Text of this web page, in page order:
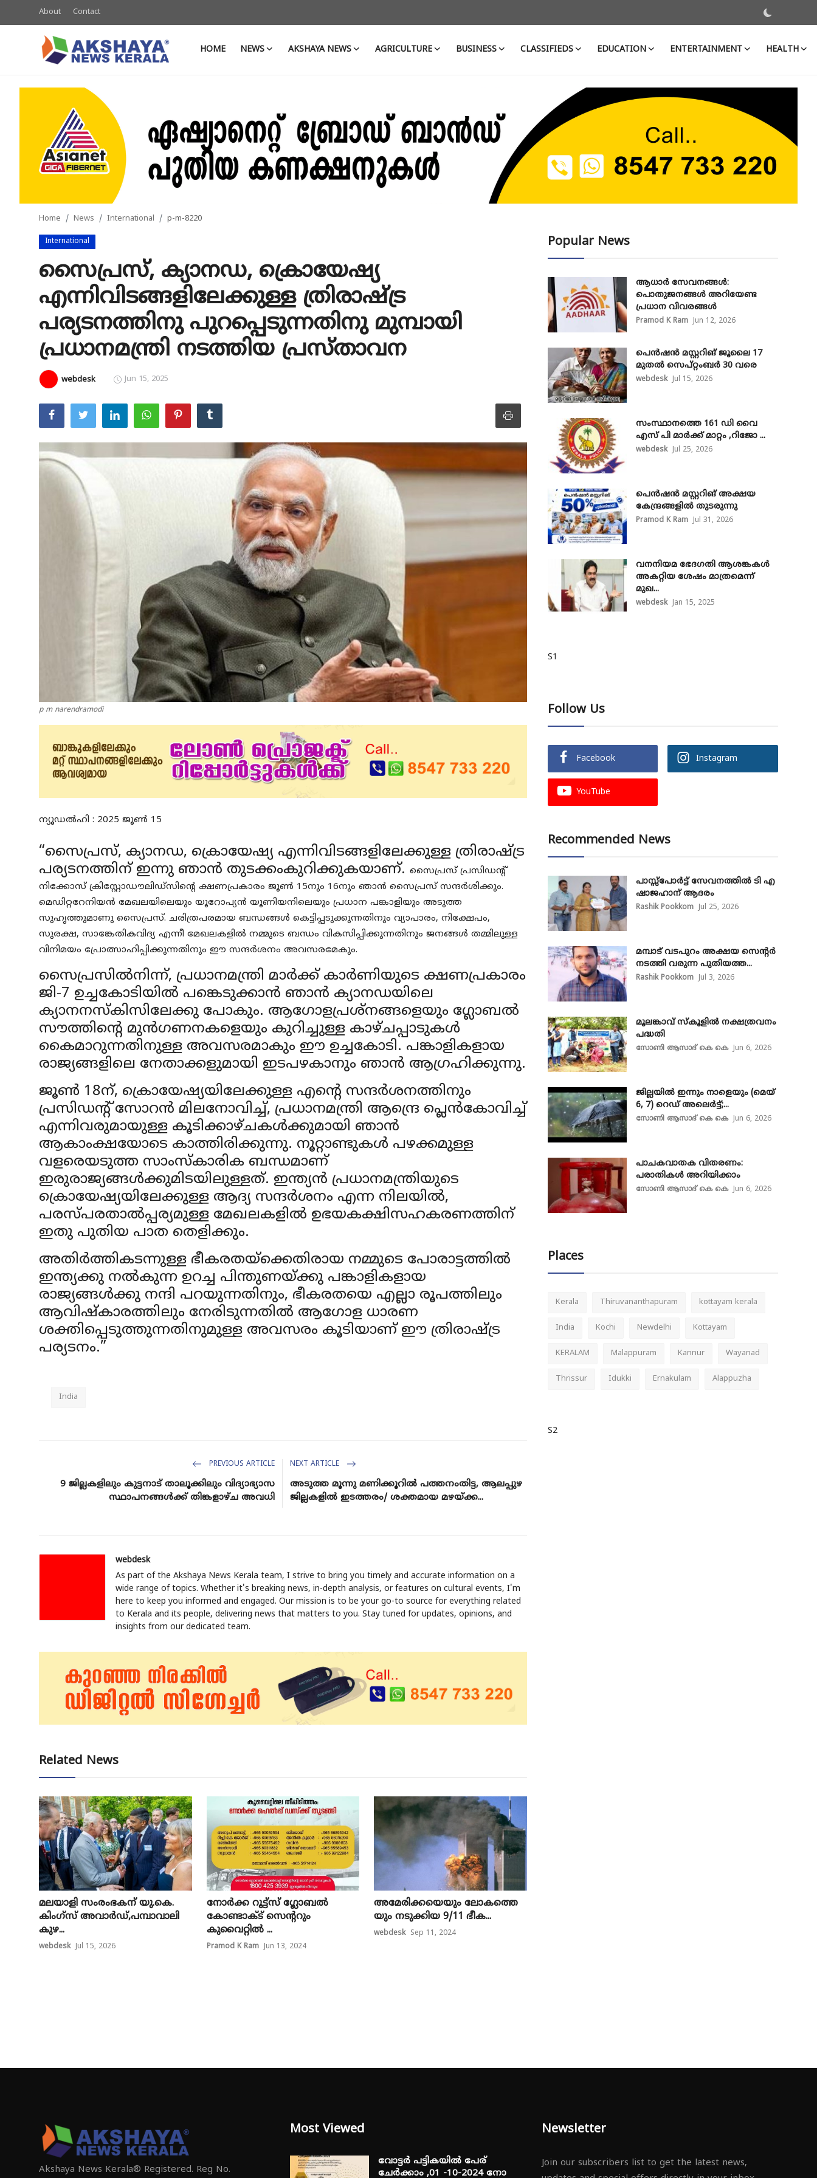
About Contact
HOME NEWS AKSHAYA NEWS AGRICULTURE BUSINESS CLASSIFIEDS EDUCATION ENTERTAINMENT HEALTH
Business
Classifieds
Education
Entertainment
Obituary
Travel & Tourism
Technology
Home News International p-m-8220
International
സൈപ്രസ്, ക്യാനഡ, ക്രൊയേഷ്യ
എന്നിവിടങ്ങളിലേക്കുള്ള ത്രിരാഷ്ട്ര
പര്യടനത്തിനു പുറപ്പെടുന്നതിനു മുമ്പായി
പ്രധാനമന്ത്രി നടത്തിയ പ്രസ്താവന
webdesk Jun 15, 2025
p m narendramodi
ന്യൂഡൽഹി : 2025 ജൂൺ 15
“സൈപ്രസ്, ക്യാനഡ, ക്രൊയേഷ്യ എന്നിവിടങ്ങളിലേക്കുള്ള ത്രിരാഷ്ട്ര
പര്യടനത്തിന് ഇന്നു ഞാൻ തുടക്കംകുറിക്കുകയാണ്. സൈപ്രസ് പ്രസിഡന്റ്
നിക്കോസ് ക്രിസ്റ്റോഡൗലിഡ്സിന്റെ ക്ഷണപ്രകാരം ജൂ​ൺ 15നും 16നും ഞാൻ സൈപ്രസ് സന്ദർശിക്കും.
മെഡിറ്ററേനിയൻ മേഖലയിലെയും യൂറോപ്യൻ യൂണിയനിലെയും പ്രധാന പങ്കാളിയും അടുത്ത
സുഹൃത്തുമാണു സൈപ്രസ്. ചരിത്രപരമായ ബന്ധങ്ങൾ കെട്ടിപ്പടുക്കുന്നതിനും വ്യാപാരം, നിക്ഷേപം,
സുരക്ഷ, സാങ്കേതികവിദ്യ എന്നീ മേഖലകളിൽ നമ്മുടെ ബന്ധം വികസിപ്പിക്കുന്നതിനും ജനങ്ങൾ തമ്മിലുള്ള
വിനിമയം പ്രോത്സാഹിപ്പിക്കുന്നതിനും ഈ സന്ദർശനം അവസരമേകും.
സൈപ്രസിൽനിന്ന്, പ്രധാനമന്ത്രി മാർക്ക് കാർണിയുടെ ക്ഷണപ്രകാരം
ജി-7 ഉച്ചകോടിയിൽ പങ്കെടുക്കാൻ ഞാൻ ക്യാനഡയിലെ
ക്യാനനസ്കിസിലേക്കു പോകും. ആഗോളപ്രശ്നങ്ങളെയും ഗ്ലോബൽ
സൗത്തിന്റെ മുൻഗണനകളെയും കുറിച്ചുള്ള കാഴ്ചപ്പാടുകൾ
കൈമാറുന്നതിനുള്ള അവസരമാകും ഈ ഉച്ചകോടി. പങ്കാളികളായ
രാജ്യങ്ങളിലെ നേതാക്കളുമായി ഇടപഴകാനും ഞാൻ ആഗ്രഹിക്കുന്നു.
ജൂൺ 18ന്, ക്രൊയേഷ്യയിലേക്കുള്ള എന്റെ സന്ദർശനത്തിനും
പ്രസിഡന്റ് സോറൻ മിലനോവിച്ച്, പ്രധാനമന്ത്രി ആന്ദ്രെ പ്ലെൻകോവിച്ച്
എന്നിവരുമായുള്ള കൂടിക്കാഴ്ചകൾക്കുമായി ഞാൻ
ആകാംക്ഷയോടെ കാത്തിരിക്കുന്നു. നൂറ്റാണ്ടുകൾ പഴക്കമുള്ള
വളരെയടുത്ത സാംസ്കാരിക ബന്ധമാണ്
ഇരുരാജ്യങ്ങൾക്കുമിടയിലുള്ളത്. ഇന്ത്യൻ പ്രധാനമന്ത്രിയുടെ
ക്രൊയേഷ്യയിലേക്കുള്ള ആദ്യ സന്ദർശനം എന്ന നിലയിൽ,
പരസ്പരതാൽപ്പര്യമുള്ള മേഖലകളിൽ ഉഭയകക്ഷിസഹകരണത്തിന്
ഇതു പുതിയ പാത തെളിക്കും.
അതിർത്തികടന്നുള്ള ഭീകരതയ്ക്കെതിരായ നമ്മുടെ പോരാട്ടത്തിൽ
ഇന്ത്യക്കു നൽകുന്ന ഉറച്ച പിന്തുണയ്ക്കു പങ്കാളികളായ
രാജ്യങ്ങൾക്കു നന്ദി പറയുന്നതിനും, ഭീകരതയെ എല്ലാ രൂപത്തിലും
ആവിഷ്കാരത്തിലും നേരിടുന്നതിൽ ആഗോള ധാരണ
ശക്തിപ്പെടുത്തുന്നതിനുമുള്ള അവസരം കൂടിയാണ് ഈ ത്രിരാഷ്ട്ര
പര്യടനം.”
India
PREVIOUS ARTICLE
9 ജില്ലകളിലും കുട്ടനാട് താലൂക്കിലും വിദ്യാഭ്യാസ
സ്ഥാപനങ്ങള്‍ക്ക് തിങ്കളാഴ്ച അവധി
NEXT ARTICLE
അടുത്ത മൂന്നു മണിക്കൂറിൽ പത്തനംതിട്ട, ആലപ്പുഴ
ജില്ലകളിൽ ഇടത്തരം/ ശക്തമായ മഴയ്ക്ക...
webdesk
As part of the Akshaya News Kerala team, I strive to bring you timely and accurate information on a
wide range of topics. Whether it's breaking news, in-depth analysis, or features on cultural events, I'm
here to keep you informed and engaged. Our mission is to be your go-to source for everything related
to Kerala and its people, delivering news that matters to you. Stay tuned for updates, opinions, and
insights from our dedicated team.
Related News
മലയാളി സംരംഭകന് യു.കെ.
കിംഗ്‌സ് അവാര്‍ഡ്,പമ്പാവാലി
കുഴ...
webdesk Jul 15, 2026
നോര്‍ക്ക റൂട്ട്സ് ഗ്ലോബൽ
കോണ്ടാക്ട് സെന്ററും
കുവൈറ്റിൽ ...
Pramod K Ram Jun 13, 2024
അ​മേ​രി​ക്ക​യെ​യും ലോ​ക​ത്തെ​
യും ന​ടു​ക്കി​യ 9/11 ഭീ​ക​...
webdesk Sep 11, 2024
Popular News
ആധാർ സേവനങ്ങൾ:
പൊതുജനങ്ങൾ അറിയേണ്ട
പ്രധാന വിവരങ്ങൾ
Pramod K Ram Jun 12, 2026
പെൻഷൻ മസ്റ്ററിങ് ജൂലൈ 17
മുതൽ സെപ്റ്റംബർ 30 വരെ
webdesk Jul 15, 2026
സംസ്ഥാനത്തെ 161 ഡി വൈ
എസ് പി മാർക്ക് മാറ്റം ,റിജോ ...
webdesk Jul 25, 2026
പെൻഷൻ മസ്റ്ററിങ് അക്ഷയ
കേന്ദ്രങ്ങളിൽ തുടരുന്നു
Pramod K Ram Jul 31, 2026
വനനിയമ ഭേദഗതി ആശങ്കകൾ
അകറ്റിയ ശേഷം മാത്രമെന്ന്
മുഖ...
webdesk Jan 15, 2025
S1
Follow Us
Facebook Instagram
YouTube
Recommended News
പാസ്സ്‌പോർട്ട് സേവനത്തിൽ ടി എ
ഷാജഹാന് ആദരം
Rashik Pookkom Jul 25, 2026
മമ്പാട് വടപുറം അക്ഷയ സെന്റർ
നടത്തി വരുന്ന പുതിയത്ത...
Rashik Pookkom Jul 3, 2026
മൂലങ്കാവ് സ്കൂളിൽ നക്ഷത്രവനം
പദ്ധതി
സോണി ആസാദ് കെ കെ Jun 6, 2026
ജില്ലയിൽ ഇന്നും നാളെയും (മെയ്
6, 7) റെഡ് അലെർട്ട്;...
സോണി ആസാദ് കെ കെ Jun 6, 2026
പാചകവാതക വിതരണം:
പരാതികൾ അറിയിക്കാം
സോണി ആസാദ് കെ കെ Jun 6, 2026
Places
Kerala Thiruvananthapuram kottayam kerala
India Kochi Newdelhi Kottayam
KERALAM Malappuram Kannur Wayanad
Thrissur Idukki Ernakulam Alappuzha
S2
Akshaya News Kerala® Registered. Reg No.
Most Viewed
വോട്ടർ പട്ടികയിൽ പേര്
ചേർക്കാം ,01 -10-2024 നോ
Newsletter
Join our subscribers list to get the latest news,